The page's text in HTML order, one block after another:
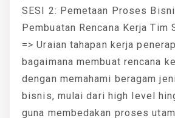
SESI 2: Pemetaan Proses
Pembuatan Rencana Kerja Tim
=> Uraian tahapan kerja
bagaimana membuat rencana
dengan memahami beragam
bisnis, mulai dari high level
guna membedakan proses